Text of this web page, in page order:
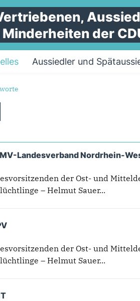
Minderheiten der
Aussiedler und
Landesverband Nordrhein-
der Ost- und
– Helmut Sauer...
der Ost- und
– Helmut Sauer...